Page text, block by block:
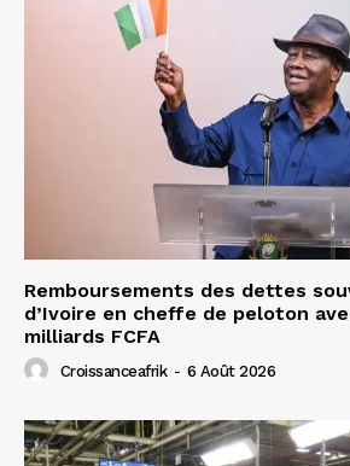
Remboursements des dettes
d’Ivoire en cheffe de peloton
milliards FCFA
Croissanceafrik - 6 Août 2026